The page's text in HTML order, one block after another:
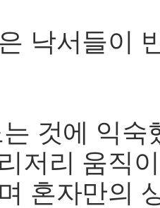
낙서들이
것에 익숙
저리 움직
혼자만의